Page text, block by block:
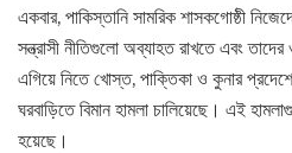
একবার, পাকিস্তানি সামরিক শাসকগোষ্ঠী
সন্ত্রাসী নীতিগুলো অব্যাহত রাখতে এবং
এগিয়ে নিতে খোস্ত, পাক্তিকা ও কুনার
ঘরবাড়িতে বিমান হামলা চালিয়েছে। এই
হয়েছে।